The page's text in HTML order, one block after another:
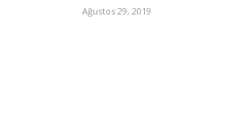
Ağustos 29, 2019